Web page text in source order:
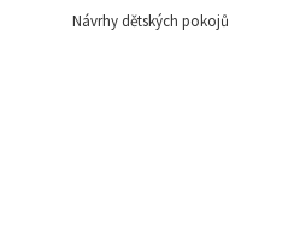
Návrhy dětských pokojů